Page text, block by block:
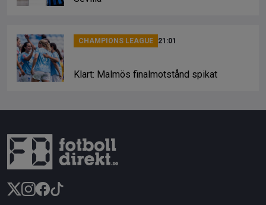
CHAMPIONS LEAGUE 21:01
Klart: Malmös finalmotstånd spikat